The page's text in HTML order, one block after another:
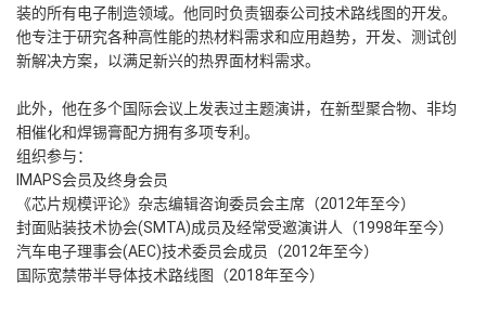
装的所有电子制造领域。他同时负责铟泰公司技术路线图的开发。
他专注于研究各种高性能的热材料需求和应用趋势，开发、测试创
新解决方案，以满足新兴的热界面材料需求。
此外，他在多个国际会议上发表过主题演讲，在新型聚合物、非均
相催化和焊锡膏配方拥有多项专利。
组织参与：
IMAPS会员及终身会员
《芯片规模评论》杂志编辑咨询委员会主席（2012年至今）
封面贴装技术协会(SMTA)成员及经常受邀演讲人（1998年至今）
汽车电子理事会(AEC)技术委员会成员（2012年至今）
国际宽禁带半导体技术路线图（2018年至今）